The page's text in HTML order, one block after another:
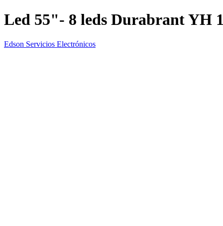
Led 55"- 8 leds Durabrant YH
Edson Servicios Electrónicos